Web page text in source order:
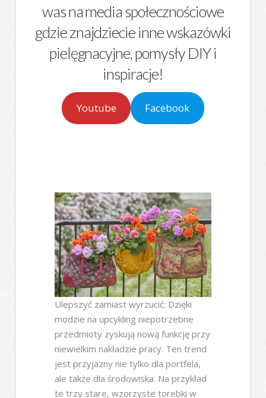
was na media społecznościowe
gdzie znajdziecie inne wskazówki
pielęgnacyjne, pomysły DIY i
inspiracje!
Youtube Facebook
Ulepszyć zamiast wyrzucić: Dzięki
modzie na upcykling niepotrzebne
przedmioty zyskują nową funkcję przy
niewielkim nakładzie pracy. Ten trend
jest przyjazny nie tylko dla portfela,
ale także dla środowiska. Na przykład
te trzy stare, wzorzyste torebki w